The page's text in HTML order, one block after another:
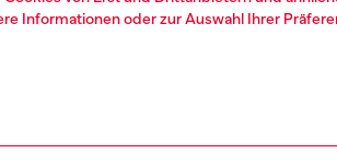
Informationen oder zur Auswahl Ihrer